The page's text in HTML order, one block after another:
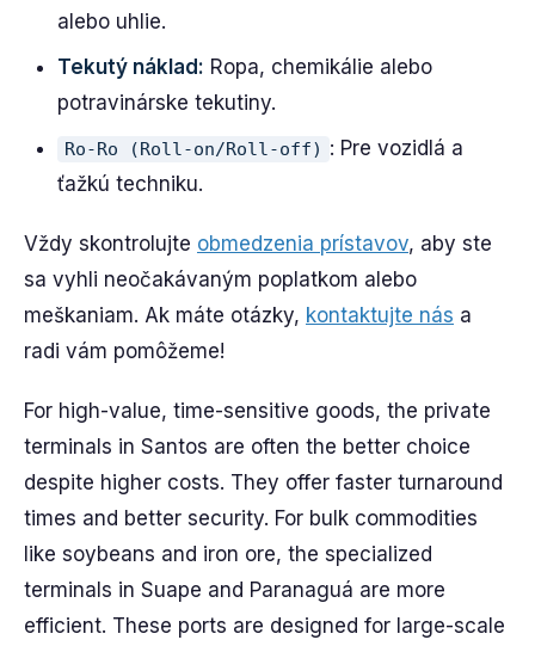
alebo uhlie.
Tekutý náklad: Ropa, chemikálie alebo
potravinárske tekutiny.
Ro-Ro (Roll-on/Roll-off) : Pre vozidlá a
ťažkú techniku.
Vždy skontrolujte obmedzenia prístavov, aby ste
sa vyhli neočakávaným poplatkom alebo
meškaniam. Ak máte otázky, kontaktujte nás a
radi vám pomôžeme!
For high-value, time-sensitive goods, the private
terminals in Santos are often the better choice
despite higher costs. They offer faster turnaround
times and better security. For bulk commodities
like soybeans and iron ore, the specialized
terminals in Suape and Paranaguá are more
efficient. These ports are designed for large-scale